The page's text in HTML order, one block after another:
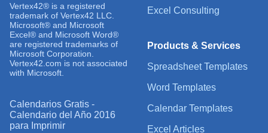
Excel Consulting
Products & Services
Spreadsheet Templates
Word Templates
Calendar Templates
Excel Articles
Vertex42® is a registered
trademark of Vertex42 LLC.
Microsoft® and Microsoft
Excel® and Microsoft Word®
are registered trademarks of
Microsoft Corporation.
Vertex42.com is not associated
with Microsoft.
Calendarios Gratis -
Calendario del Año 2016
para Imprimir